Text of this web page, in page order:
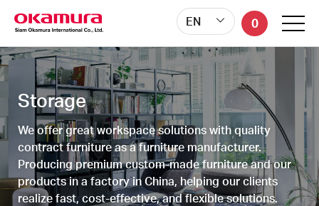
EN 0
EN 0
Storage
We offer great workspace solutions with quality
contract furniture as a furniture manufacturer.
Producing premium custom-made furniture and our
products in a factory in China, helping our clients
realize fast, cost-effective, and flexible solutions.